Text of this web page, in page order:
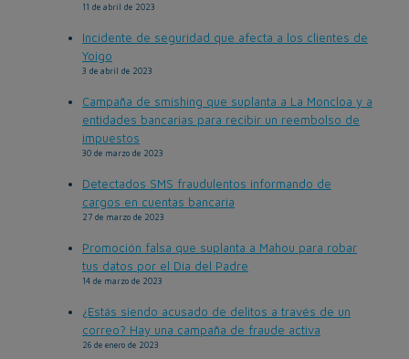
11 de abril de 2023
Incidente de seguridad que afecta a los clientes de
Yoigo
3 de abril de 2023
Campaña de smishing que suplanta a La Moncloa y a
entidades bancarias para recibir un reembolso de
impuestos
30 de marzo de 2023
Detectados SMS fraudulentos informando de
cargos en cuentas bancaria
27 de marzo de 2023
Promoción falsa que suplanta a Mahou para robar
tus datos por el Día del Padre
14 de marzo de 2023
¿Estás siendo acusado de delitos a través de un
correo? Hay una campaña de fraude activa
26 de enero de 2023